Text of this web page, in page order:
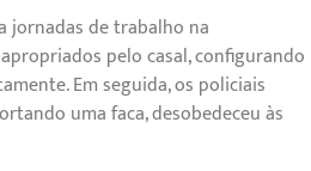
jornadas de trabalho na
pelo casal, configurando
Em seguida, os policiais
uma faca, desobedeceu às